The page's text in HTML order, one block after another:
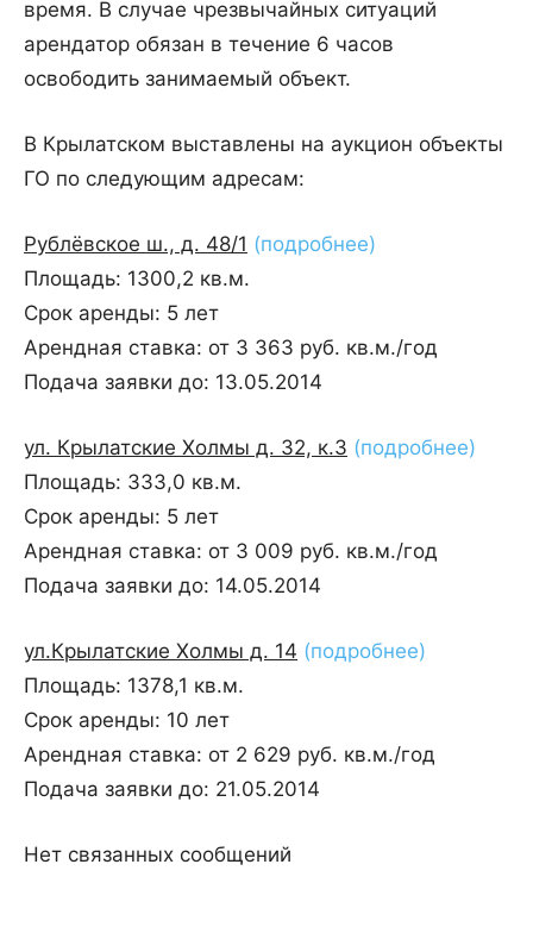
время. В случае чрезвычайных ситуаций
арендатор обязан в течение 6 часов
освободить занимаемый объект.
В Крылатском выставлены на аукцион объекты
ГО по следующим адресам:
Рублёвское ш., д. 48/1 (подробнее)
Площадь: 1300,2 кв.м.
Срок аренды: 5 лет
Арендная ставка: от 3 363 руб. кв.м./год
Подача заявки до: 13.05.2014
ул. Крылатские Холмы д. 32, к.3 (подробнее)
Площадь: 333,0 кв.м.
Срок аренды: 5 лет
Арендная ставка: от 3 009 руб. кв.м./год
Подача заявки до: 14.05.2014
ул.Крылатские Холмы д. 14 (подробнее)
Площадь: 1378,1 кв.м.
Срок аренды: 10 лет
Арендная ставка: от 2 629 руб. кв.м./год
Подача заявки до: 21.05.2014
Нет связанных сообщений